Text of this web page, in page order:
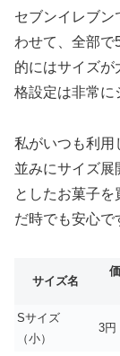
セブンイレブン
わせて、全部で
的にはサイズが
格設定は非常に
私がいつも利用
並みにサイズ展
としたお菓子
だ時でも安心で
サイズ名
Sサイズ
（小）
3円